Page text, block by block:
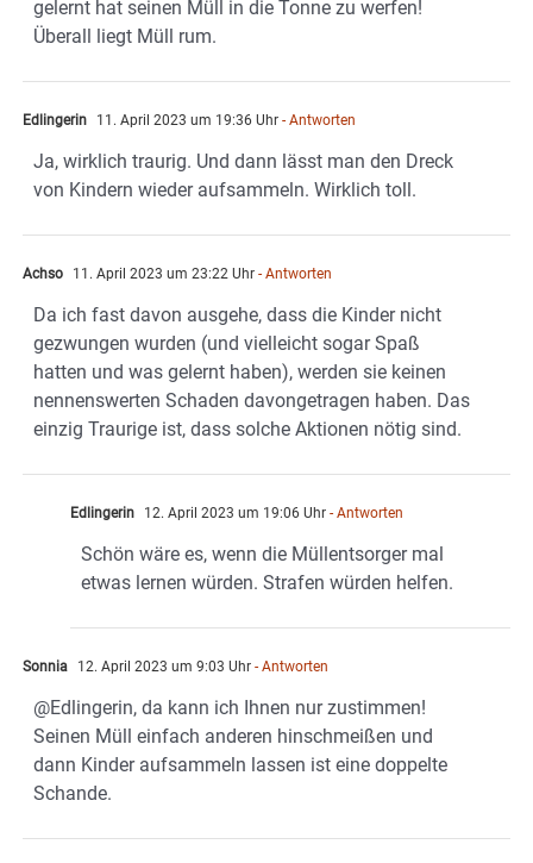
gelernt hat seinen Müll in die Tonne zu werfen!
Überall liegt Müll rum.
Edlingerin 11. April 2023 um 19:36 Uhr - Antworten
Ja, wirklich traurig. Und dann lässt man den Dreck
von Kindern wieder aufsammeln. Wirklich toll.
Achso 11. April 2023 um 23:22 Uhr - Antworten
Da ich fast davon ausgehe, dass die Kinder nicht
gezwungen wurden (und vielleicht sogar Spaß
hatten und was gelernt haben), werden sie keinen
nennenswerten Schaden davongetragen haben. Das
einzig Traurige ist, dass solche Aktionen nötig sind.
Edlingerin 12. April 2023 um 19:06 Uhr - Antworten
Schön wäre es, wenn die Müllentsorger mal
etwas lernen würden. Strafen würden helfen.
Sonnia 12. April 2023 um 9:03 Uhr - Antworten
@Edlingerin, da kann ich Ihnen nur zustimmen!
Seinen Müll einfach anderen hinschmeißen und
dann Kinder aufsammeln lassen ist eine doppelte
Schande.